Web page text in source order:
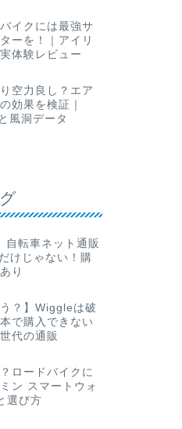
イクには最強サ
ーを！｜アイリ
体験レビュー
空力良し？エア
効果を検証｜
風洞データ
自転車ネット通販
けじゃない！購
り
う？】Wiggleは破
で購入できない
代の通販
ロードバイクに
ン スマートウォ
選び方